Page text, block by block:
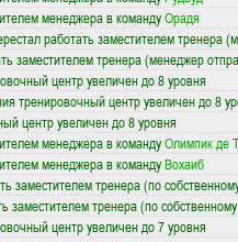
менеджера в командуОрадя
работать заместителем тренера
заместителем тренера (менеджер
центр увеличен до 8 уровня
тренировочный центр увеличен до 8
центр увеличен до 8 уровня
менеджера в командуОлимпик де
менеджера в командуВохаиб
заместителем тренера (по
заместителем тренера (по
центр увеличен до 7 уровня